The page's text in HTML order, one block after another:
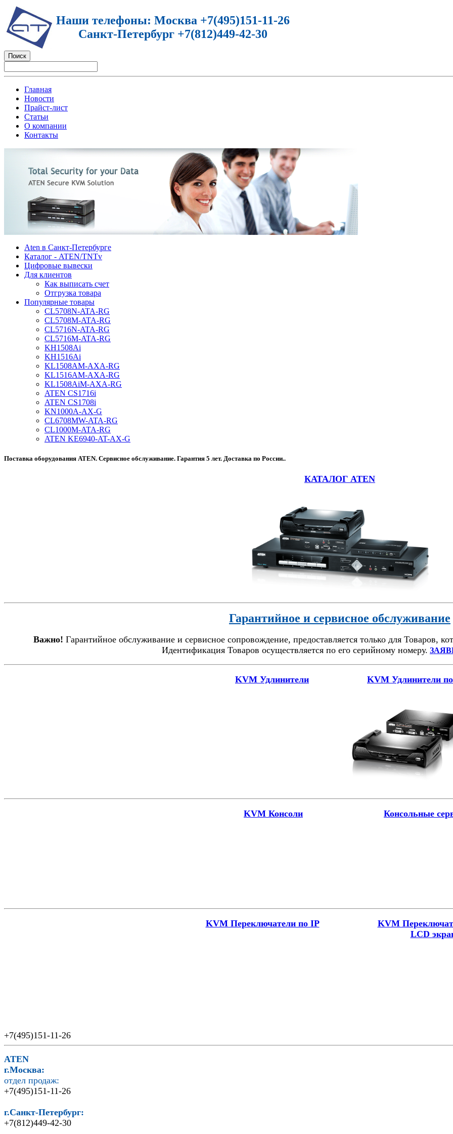
Наши телефоны: Москва +7(495)151-11-26
Санкт-Петербург +7(812)449-42-30
Главная
Новости
Прайст-лист
Статьи
О компании
Контакты
Aten в Санкт-Петербурге
Каталог - ATEN/TNTv
Цифровые вывески
Для клиентов
Как выписать счет
Отгрузка товара
Популярные товары
CL5708N-ATA-RG
CL5708M-ATA-RG
CL5716N-ATA-RG
CL5716M-ATA-RG
KH1508Ai
KH1516Ai
KL1508AM-AXA-RG
KL1516AM-AXA-RG
KL1508AiM-AXA-RG
ATEN CS1716i
ATEN CS1708i
KN1000A-AX-G
CL6708MW-ATA-RG
CL1000M-ATA-RG
ATEN KE6940-AT-AX-G
Поставка оборудования ATEN. Сервисное обслуживание. Гарантия 5 лет. Доставка по России..
КАТАЛОГ ATEN
Гарантийное и сервисное обслуживание
Важно! Гарантийное обслуживание и сервисное сопровождение, предоставляется только для
Идентификация Товаров осуществляется по его серийному номеру.
KVM Удлинители KVM Удлинители
KVM Консоли Консольные
KVM Переключатели по IP
KVM
LCD
+7(495)151-11-26
ATEN
г.Москва:
отдел продаж:
+7(495)151-11-26
г.Санкт-Петербург:
+7(812)449-42-30